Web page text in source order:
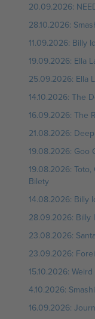
20.09.2026:
28.10.2026:
11.09.2026: Billy
19.09.2026: Ella
25.09.2026: Ella
14.10.2026: The
16.09.2026: The
21.08.2026:
19.08.2026: Goo
19.08.2026:
Bilety
14.08.2026: Billy
28.09.2026: Billy
23.08.2026:
23.09.2026:
15.10.2026:
4.10.2026:
16.09.2026: